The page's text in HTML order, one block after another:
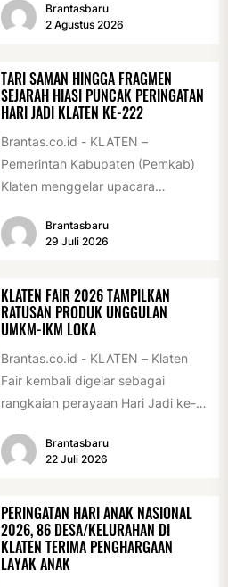
pelajar dan pemuda. Pengukuhan
tersebut digelar...
Brantasbaru
2 Agustus 2026
TARI SAMAN HINGGA FRAGMEN
SEJARAH HIASI PUNCAK PERINGATAN
HARI JADI KLATEN KE-222
Brantas.co.id - KLATEN –
Pemerintah Kabupaten (Pemkab)
Klaten menggelar upacara
di Alun-alun Klaten, Selasa
Brantasbaru
29 Juli 2026
KLATEN FAIR 2026 TAMPILKAN
RATUSAN PRODUK UNGGULAN
UMKM-IKM LOKA
Brantas.co.id - KLATEN – Klaten
Fair kembali digelar sebagai
rangkaian perayaan Hari Jadi ke-
Acara ini digelar...
Brantasbaru
22 Juli 2026
PERINGATAN HARI ANAK NASIONAL
2026, 86 DESA/KELURAHAN DI
KLATEN TERIMA PENGHARGAAN
LAYAK ANAK